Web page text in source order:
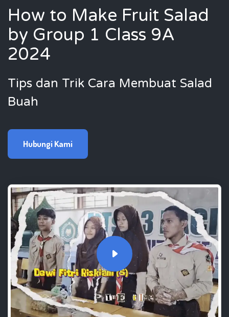
How to Make Fruit Salad
by Group 1 Class 9A
2024
Tips dan Trik Cara Membuat Salad
Buah
Hubungi Kami